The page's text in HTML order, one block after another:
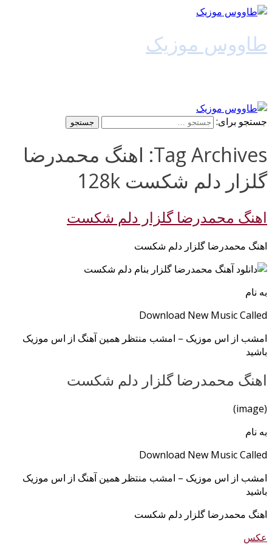
طاووس موزیک
جستجو برای:
Tag Archives: اهنگ محمدرضا
گلزار دلم شکست 128k
اهنگ محمدرضا گلزار دلم شکست
اهنگ محمدرضا گلزار دلم شکست
به نام
Download New Music Called
امشب از اس موزیک – امشب منتظر همین آهنگ از اس موزیک
باشید
اهنگ محمدرضا گلزار دلم شکست
(image)
به نام
Download New Music Called
امشب از اس موزیک – امشب منتظر همین آهنگ از اس موزیک
باشید
اهنگ محمدرضا گلزار دلم شکست
عکس